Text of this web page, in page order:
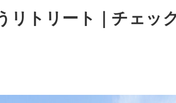
リトリート｜チェッ